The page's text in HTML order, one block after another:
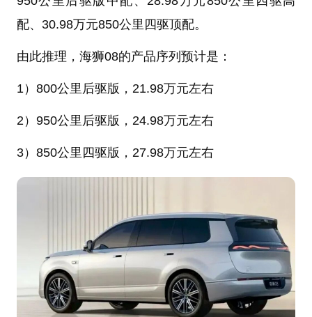
配、30.98万元850公里四驱顶配。
由此推理，海狮08的产品序列预计是：
1）800公里后驱版，21.98万元左右
2）950公里后驱版，24.98万元左右
3）850公里四驱版，27.98万元左右